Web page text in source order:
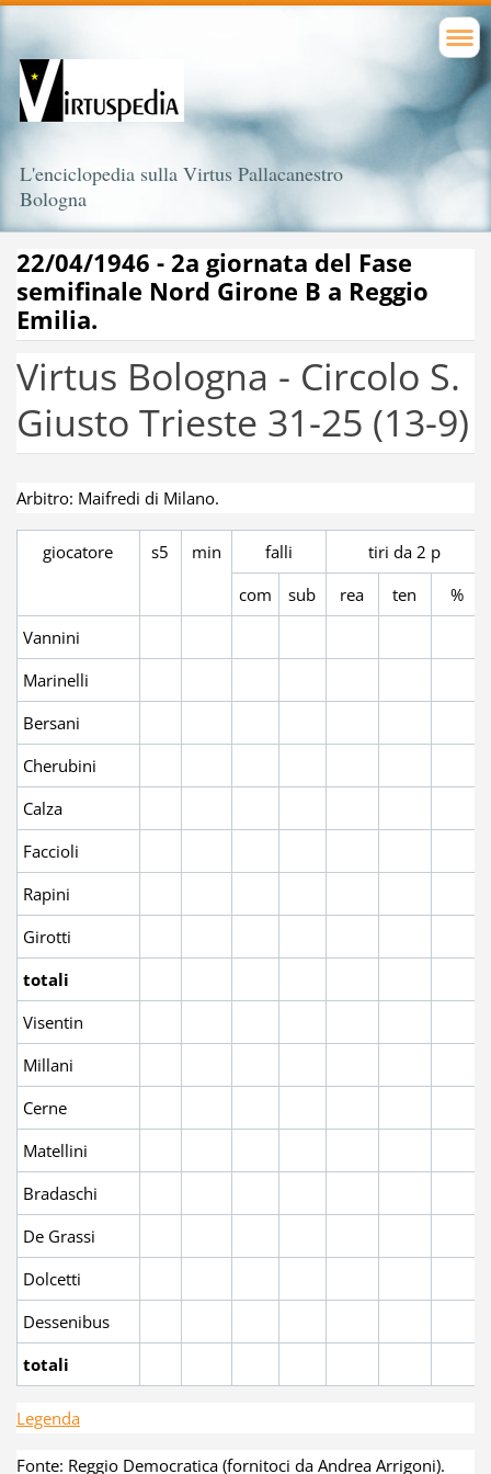
L'enciclopedia sulla Virtus Pallacanestro
Bologna
22/04/1946 - 2a giornata del Fase
semifinale Nord Girone B a Reggio
Emilia.
Virtus Bologna - Circolo S.
Giusto Trieste 31-25 (13-9)
Arbitro: Maifredi di Milano.
giocatore s5 min falli
tiri da 2 p
com
sub rea ten
%
Vannini
Marinelli
Bersani
Cherubini
Calza
Faccioli
Rapini
Girotti
totali
Visentin
Millani
Cerne
Matellini
Bradaschi
De Grassi
Dolcetti
Dessenibus
totali
Legenda
Fonte: Reggio Democratica (fornitoci da Andrea Arrigoni).